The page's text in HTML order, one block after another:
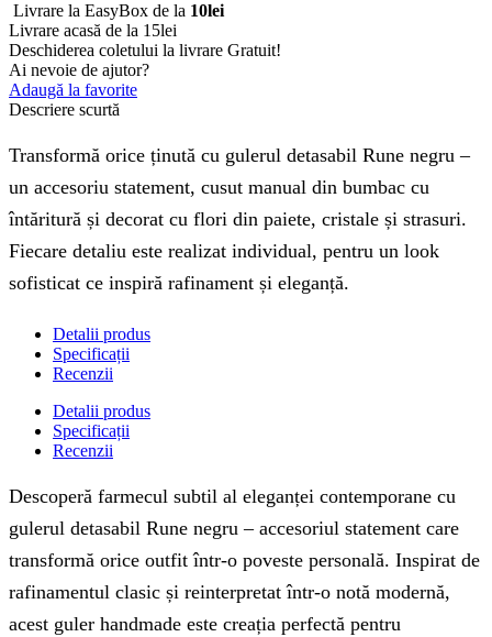
Livrare la EasyBox de la 10lei
Livrare acasă de la 15lei
Deschiderea coletului la livrare Gratuit!
Ai nevoie de ajutor?
Adaugă la favorite
Descriere scurtă
Transformă orice ținută cu gulerul detasabil Rune negru –
un accesoriu statement, cusut manual din bumbac cu
întăritură și decorat cu flori din paiete, cristale și strasuri.
Fiecare detaliu este realizat individual, pentru un look
sofisticat ce inspiră rafinament și eleganță.
Detalii produs
Specificații
Recenzii
Detalii produs
Specificații
Recenzii
Descoperă farmecul subtil al eleganței contemporane cu
gulerul detasabil Rune negru – accesoriul statement care
transformă orice outfit într-o poveste personală. Inspirat de
rafinamentul clasic și reinterpretat într-o notă modernă,
acest guler handmade este creația perfectă pentru